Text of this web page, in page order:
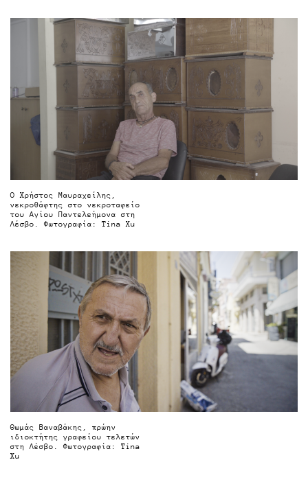
Ο Χρήστος Μαυραχείλης,
νεκροθάφτης στο νεκροταφείο
του Αγίου Παντελεήμονα στη
Λέσβο. Φωτογραφία: Tina Xu
Θωμάς Βαναβάκης, πρώην
ιδιοκτήτης γραφείου τελετών
στη Λέσβο. Φωτογραφία: Tina
Xu